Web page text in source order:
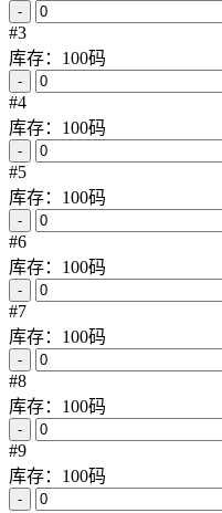
-
#3
库存：100码
-
#4
库存：100码
-
#5
库存：100码
-
#6
库存：100码
-
#7
库存：100码
-
#8
库存：100码
-
#9
库存：100码
-